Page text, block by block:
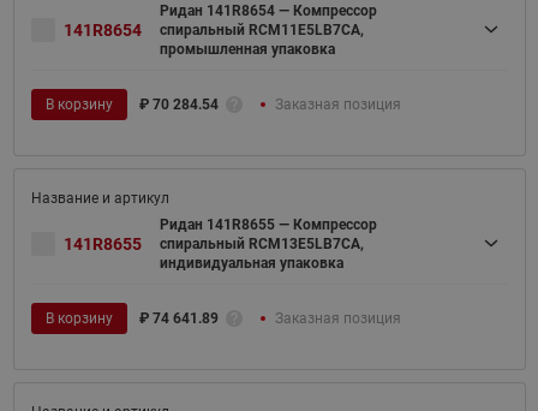
141R8654
Ридан 141R8654 — Компрессор
спиральный RCM11E5LB7CA,
промышленная упаковка
В корзину ₽ 70 284.54 Заказная позиция
141R8655
Ридан 141R8655 — Компрессор
спиральный RCM13E5LB7CA,
индивидуальная упаковка
В корзину ₽ 74 641.89 Заказная позиция